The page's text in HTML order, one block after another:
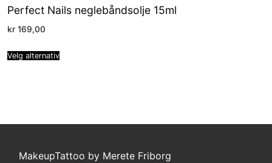
Perfect Nails neglebåndsolje 15ml
kr 169,00
Velg alternativ
MakeupTattoo by Merete Friborg